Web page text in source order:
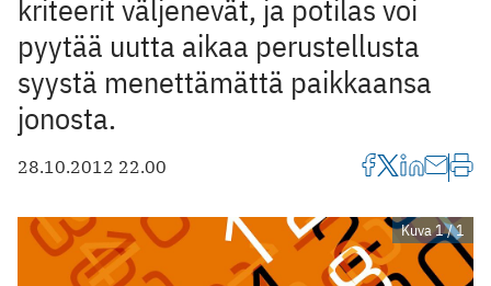
kriteerit väljenevät, ja potilas voi
pyytää uutta ­aikaa perustellusta
syystä menettämättä paikkaansa
jonosta.
28.10.2012 22.00
Kuva 1 / 1